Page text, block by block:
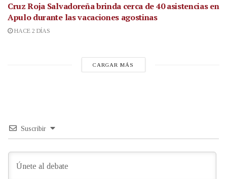
Cruz Roja Salvadoreña brinda cerca de 40 asistencias en
Apulo durante las vacaciones agostinas
HACE 2 DÍAS
CARGAR MÁS
Suscribir